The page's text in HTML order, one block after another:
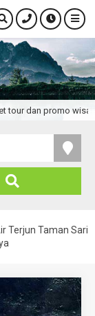
wisata
Terjun Taman Sari